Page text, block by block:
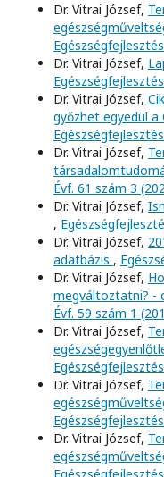
Dr. Vitrai József,
Dr. Vitrai József,
Dr. Vitrai József,
győzhet egyedül a
Dr. Vitrai József,
Évf. 61 szám 3
Dr. Vitrai József,
,
Dr. Vitrai József,
adatbázis ,
Dr. Vitrai József,
megváltoztatni? -
Évf. 59 szám 1
Dr. Vitrai József,
Dr. Vitrai József,
Dr. Vitrai József,